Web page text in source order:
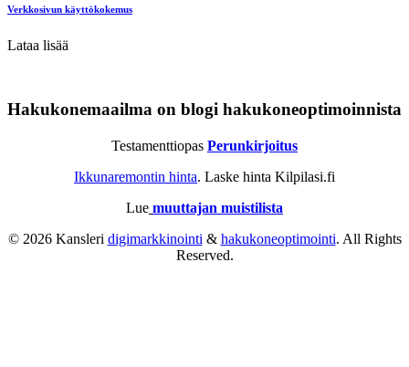
Verkkosivun käyttökokemus
Lataa lisää
Hakukonemaailma on blogi hakukoneoptimoinnista
Testamenttiopas Perunkirjoitus
Ikkunaremontin hinta. Laske hinta Kilpilasi.fi
Lue muuttajan muistilista
© 2026 Kansleri digimarkkinointi & hakukoneoptimointi. All Rights
Reserved.